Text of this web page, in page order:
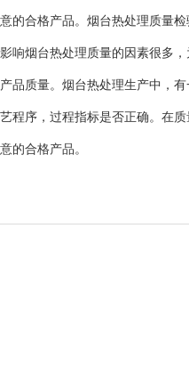
的合格产品。烟台热处理质量
烟台热处理质量的因素很多
质量。烟台热处理生产中，
序，过程指标是否正确。在
的合格产品。